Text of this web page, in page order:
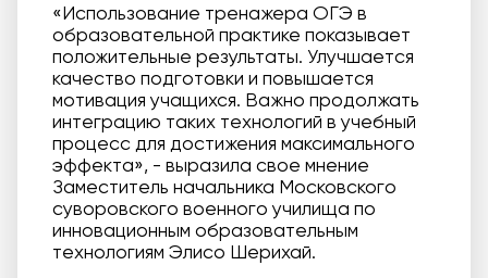
«Использование тренажера ОГЭ в
образовательной практике показывает
положительные результаты. Улучшается
качество подготовки и повышается
мотивация учащихся. Важно продолжать
интеграцию таких технологий в учебный
процесс для достижения максимального
эффекта», - выразила свое мнение
Заместитель начальника Московского
суворовского военного училища по
инновационным образовательным
технологиям Элисо Шерихай.